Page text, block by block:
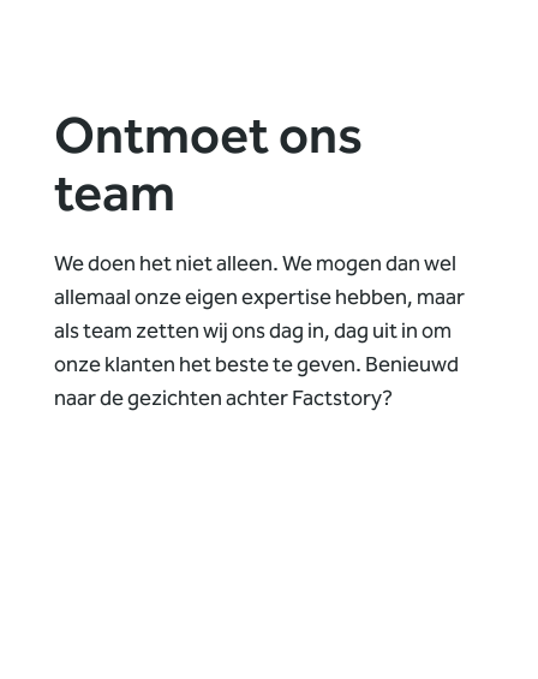
Ontmoet ons
team
We doen het niet alleen. We mogen dan wel
allemaal onze eigen expertise hebben, maar
als team zetten wij ons dag in, dag uit in om
onze klanten het beste te geven. Benieuwd
naar de gezichten achter Factstory?